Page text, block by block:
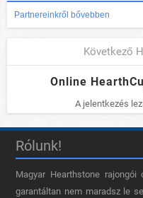
Partnereinkről bővebben
Következő
Online
A jelentkezés
Rólunk!
Magyar Hearthstone​
garantáltan nem maradsz le